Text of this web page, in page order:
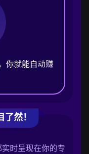
你就能自动赚
然！
时呈现在你的专